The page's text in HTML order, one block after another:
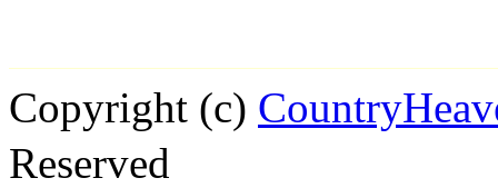
Copyright (c)
Reserved